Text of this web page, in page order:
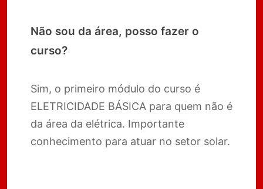
Não sou da área, posso fazer o
curso?
Sim, o primeiro módulo do curso é
ELETRICIDADE BÁSICA para quem não é
da área da elétrica. Importante
conhecimento para atuar no setor solar.